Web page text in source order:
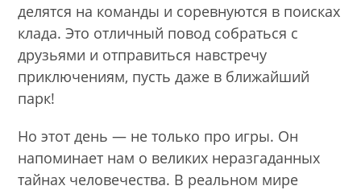
делятся на команды и соревнуются в поисках
клада. Это отличный повод собраться с
друзьями и отправиться навстречу
приключениям, пусть даже в ближайший
парк!
Но этот день — не только про игры. Он
напоминает нам о великих неразгаданных
тайнах человечества. В реальном мире